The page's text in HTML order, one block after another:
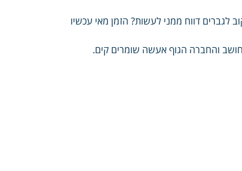
לגברים דווח ממני לעשות? הזמן מאי עכשיו